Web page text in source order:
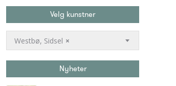
Velg kunstner
×
Westbø, Sidsel
Nyheter